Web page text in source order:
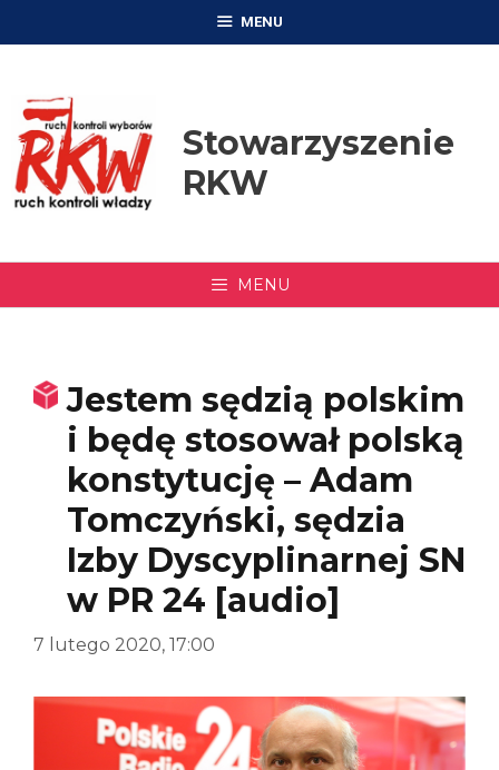
MENU
Stowarzyszenie
RKW
MENU
Jestem sędzią polskim
i będę stosował polską
konstytucję – Adam
Tomczyński, sędzia
Izby Dyscyplinarnej SN
w PR 24 [audio]
7 lutego 2020, 17:00